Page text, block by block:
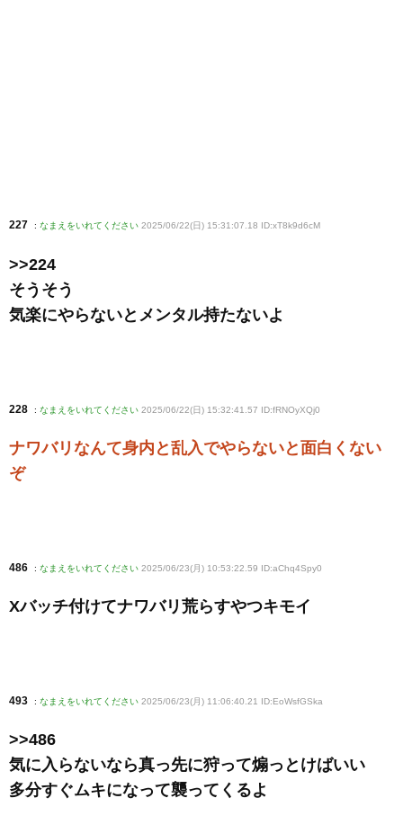
227 : なまえをいれてください 2025/06/22(日) 15:31:07.18 ID:xT8k9d6cM
>>224
そうそう
気楽にやらないとメンタル持たないよ
228 : なまえをいれてください 2025/06/22(日) 15:32:41.57 ID:fRNOyXQj0
ナワバリなんて身内と乱入でやらないと面白くない
ぞ
486 : なまえをいれてください 2025/06/23(月) 10:53:22.59 ID:aChq4Spy0
Xバッチ付けてナワバリ荒らすやつキモイ
493 : なまえをいれてください 2025/06/23(月) 11:06:40.21 ID:EoWsfGSka
>>486
気に入らないなら真っ先に狩って煽っとけばいい
多分すぐムキになって襲ってくるよ